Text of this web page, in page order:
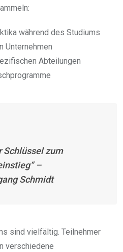
während des Studiums
Unternehmen
Abteilungen
Schlüssel zum
–
Schmidt
sind vielfältig. Teilnehmer
verschiedene